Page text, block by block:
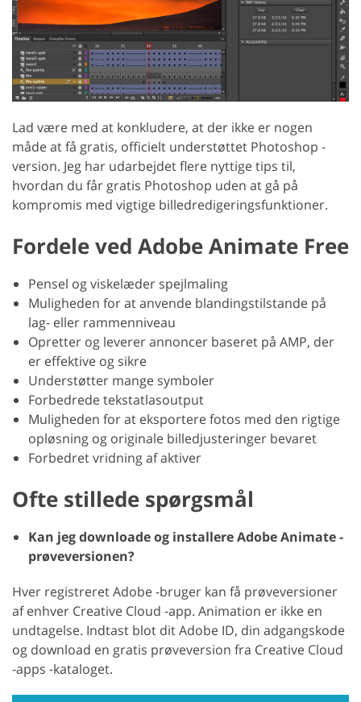
Lad være med at konkludere, at der ikke er nogen
måde at få gratis, officielt understøttet Photoshop -
version. Jeg har udarbejdet flere nyttige tips til,
hvordan du får gratis Photoshop uden at gå på
kompromis med vigtige billedredigeringsfunktioner.
Fordele ved Adobe Animate Free
Pensel og viskelæder spejlmaling
Muligheden for at anvende blandingstilstande på
lag- eller rammenniveau
Opretter og leverer annoncer baseret på AMP, der
er effektive og sikre
Understøtter mange symboler
Forbedrede tekstatlasoutput
Muligheden for at eksportere fotos med den rigtige
opløsning og originale billedjusteringer bevaret
Forbedret vridning af aktiver
Ofte stillede spørgsmål
Kan jeg downloade og installere Adobe Animate -
prøveversionen?
Hver registreret Adobe -bruger kan få prøveversioner
af enhver Creative Cloud -app. Animation er ikke en
undtagelse. Indtast blot dit Adobe ID, din adgangskode
og download en gratis prøveversion fra Creative Cloud
-apps -kataloget.